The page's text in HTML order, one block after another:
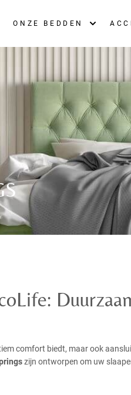
ONZE BEDDEN
comfort biedt, maar ook
zijn ontworpen om uw